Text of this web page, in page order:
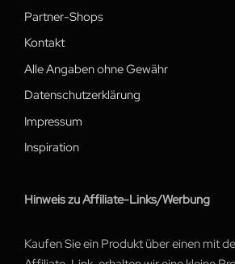
Partner-Shops
Kontakt
Alle Angaben ohne Gewähr
Datenschutzerklärung
Impressum
Inspiration
Hinweis zu Affiliate-Links/Werbung
Kaufen Sie ein Produkt über einen mit